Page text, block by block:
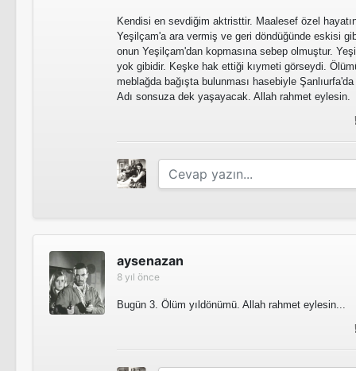
Kendisi en sevdiğim aktristtir. Maalesef özel
Yeşilçam'a ara vermiş ve geri döndüğünde eskisi
onun Yeşilçam'dan kopmasına sebep olmuştur.
yok gibidir. Keşke hak ettiği kıymeti görseydi.
meblağda bağışta bulunması hasebiyle
Adı sonsuza dek yaşayacak. Allah rahmet eylesin.
aysenazan
8 yıl önce
Bugün 3. Ölüm yıldönümü. Allah rahmet eylesin...